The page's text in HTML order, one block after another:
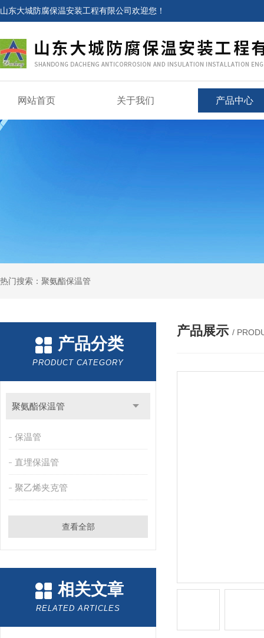
山东大城防腐保温安装工程有限公司欢迎您！
网站首页 关于我们 产品中心
热门搜索：聚氨酯保温管
产品分类
PRODUCT CATEGORY
聚氨酯保温管
保温管
直埋保温管
聚乙烯夹克管
查看全部
相关文章
RELATED ARTICLES
产品展示 /